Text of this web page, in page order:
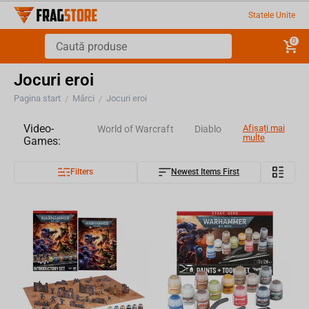
Statele Unite
0
Jocuri eroi
Pagina start / Mărci / Jocuri eroi
Video-
Games:
World of Warcraft Diablo
Lumea tancurilor
Assassin`s Creed
Afișați mai
multe
Filters Newest Items First